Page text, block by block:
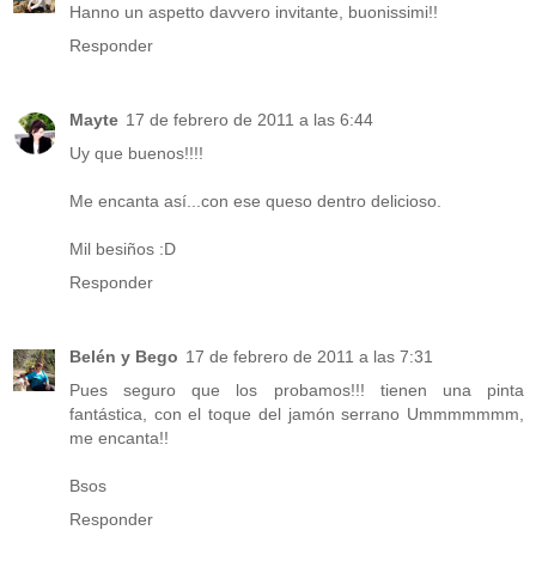
Hanno un aspetto davvero invitante, buonissimi!!
Responder
Mayte 17 de febrero de 2011 a las 6:44
Uy que buenos!!!!
Me encanta así...con ese queso dentro delicioso.
Mil besiños :D
Responder
Belén y Bego 17 de febrero de 2011 a las 7:31
Pues seguro que los probamos!!! tienen una pinta
fantástica, con el toque del jamón serrano Ummmmmmm,
me encanta!!
Bsos
Responder